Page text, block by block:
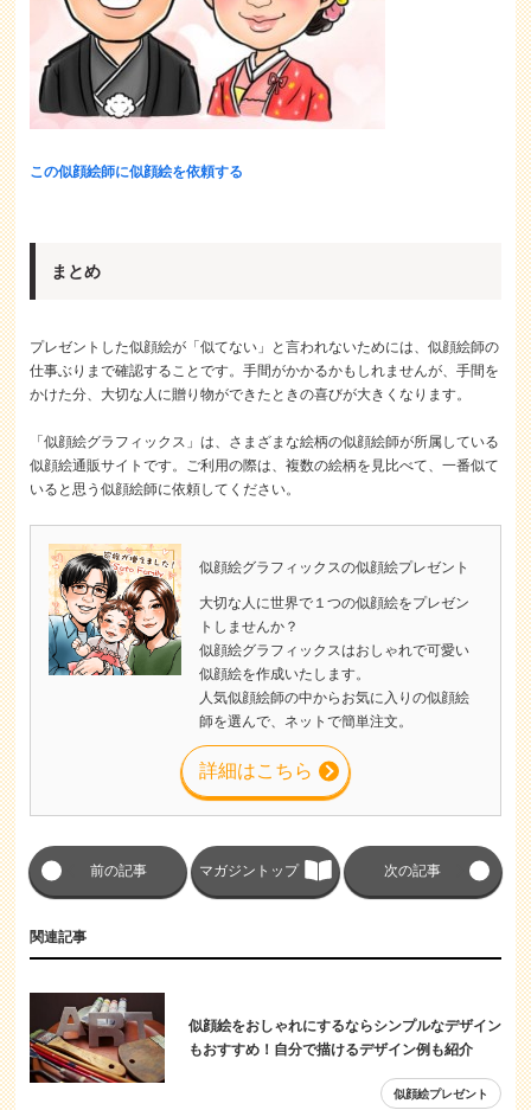
この似顔絵師に似顔絵を依頼する
まとめ
プレゼントした似顔絵が「似てない」と言われないためには、似顔絵師の
仕事ぶりまで確認することです。手間がかかるかもしれませんが、手間を
かけた分、大切な人に贈り物ができたときの喜びが大きくなります。
「似顔絵グラフィックス」は、さまざまな絵柄の似顔絵師が所属している
似顔絵通販サイトです。ご利用の際は、複数の絵柄を見比べて、一番似て
いると思う似顔絵師に依頼してください。
似顔絵グラフィックスの似顔絵プレゼント
大切な人に世界で１つの似顔絵をプレゼン
トしませんか？
似顔絵グラフィックスはおしゃれで可愛い
似顔絵を作成いたします。
人気似顔絵師の中からお気に入りの似顔絵
師を選んで、ネットで簡単注文。
詳細はこちら
前の記事 マガジントップ 次の記事
関連記事
似顔絵をおしゃれにするならシンプルなデザイン
もおすすめ！自分で描けるデザイン例も紹介
似顔絵プレゼント